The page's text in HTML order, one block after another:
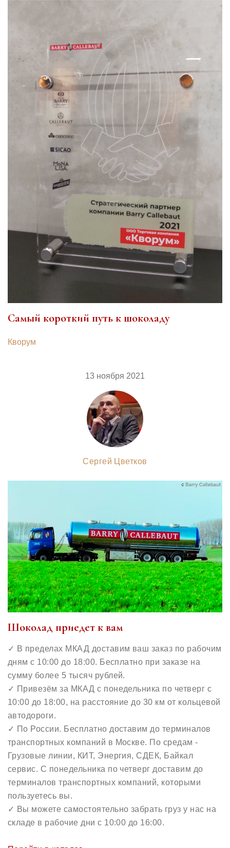
Самый короткий путь к шоколаду
Кворум
13 ноября 2021
Сергей Цветков
Шоколад приедет к вам
✓ В пределах МКАД доставим ваш заказ по рабочим
дням с 10:00 до 18:00. Бесплатно при заказе на
сумму более 5 тысяч рублей.
✓ Привезём за МКАД с понедельника по четверг с
10:00 до 18:00, на расстояние до 30 км от кольцевой
автодороги.
✓ По России. Бесплатно доставим до терминалов
транспортных компаний в Москве. По средам ‐
Грузовые линии, КИТ, Энергия, СДЕК, Байкал
сервис. С понедельника по четверг доставим до
терминалов транспортных компаний, которыми
пользуетесь вы.
✓ Вы можете самостоятельно забрать груз у нас на
складе в рабочие дни с 10:00 до 16:00.